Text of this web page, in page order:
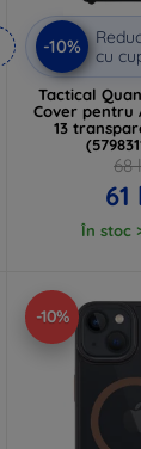
-10%
cu
Tactical
Cover pentru
13
68
61
În stoc
-10%